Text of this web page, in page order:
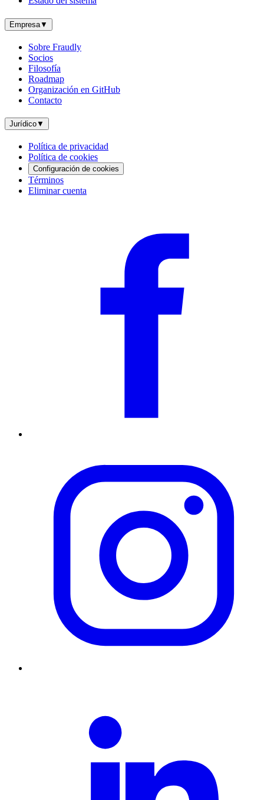
Empresa▼
Sobre Fraudly
Socios
Filosofía
Roadmap
Organización en GitHub
Contacto
Jurídico▼
Política de privacidad
Política de cookies
Configuración de cookies
Términos
Eliminar cuenta